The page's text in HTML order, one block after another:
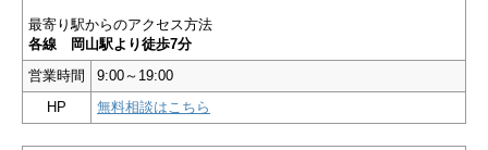
最寄り駅からのアクセス方法
各線 岡山駅より徒歩7分
営業時間
9:00～19:00
HP
無料相談はこちら